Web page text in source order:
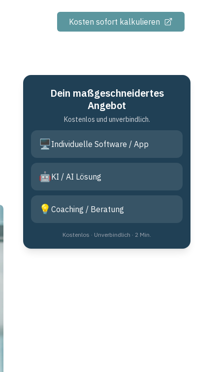
Kosten sofort kalkulieren
Dein maßgeschneidertes
Angebot
Kostenlos und unverbindlich.
🖥️Individuelle Software / App
🤖KI / AI Lösung
💡 Coaching / Beratung
Kostenlos · Unverbindlich · 2 Min.